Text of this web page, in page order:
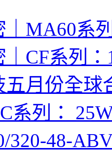
｜MA60系
｜CF系列：
五月份全球
系列：
320-48-